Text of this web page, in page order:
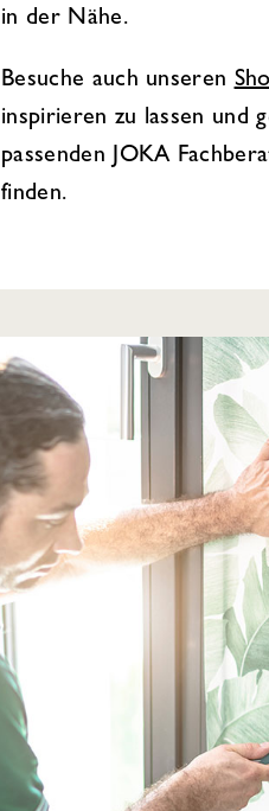
in der Nähe.
Besuche auch unseren
inspirieren zu lassen und
passenden JOKA
finden.